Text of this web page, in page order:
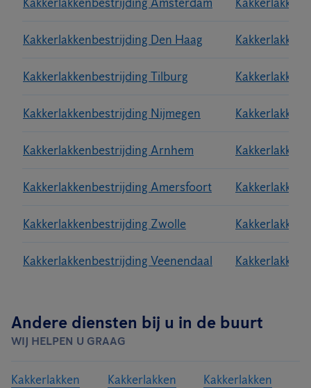
Kakkerlakkenbestrijding Den Haag
Kakkerlakkenbestrijding Tilburg
Kakkerlakkenbestrijding Nijmegen
Kakkerlakkenbestrijding Arnhem
Kakkerlakkenbestrijding Amersfoort
Kakkerlakkenbestrijding Zwolle
Kakkerlakkenbestrijding Veenendaal
Andere diensten bij u in de buurt
WIJ HELPEN U GRAAG
Kakkerlakken
Kakkerlakken
Kakkerlakken